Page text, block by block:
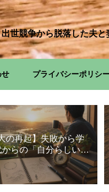
出世競争から脱落した夫と
せ プライバシーポリシ
の再起】失敗から学
らの「自分らしい」
暮らし方